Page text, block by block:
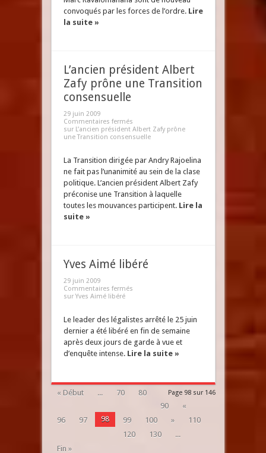
convoqués par les forces de l’ordre. Lire
la suite »
L’ancien président Albert
Zafy prône une Transition
consensuelle
29 juin 2009
Commentaires fermés
sur L’ancien président Albert Zafy prône
une Transition consensuelle
La Transition dirigée par Andry Rajoelina
ne fait pas l’unanimité au sein de la clase
politique. L’ancien président Albert Zafy
préconise une Transition à laquelle
toutes les mouvances participent. Lire la
suite »
Yves Aimé libéré
29 juin 2009
Commentaires fermés
sur Yves Aimé libéré
Le leader des légalistes arrêté le 25 juin
dernier a été libéré en fin de semaine
après deux jours de garde à vue et
d’enquête intense. Lire la suite »
Page 98 sur 146
« Début ... 70
80
90
«
96
97 98 99 100 »
110
120
130
...
Fin »